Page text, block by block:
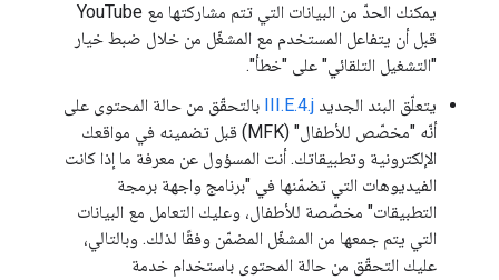
يمكنك الحدّ من البيانات التي تتم مشاركتها مع YouTube
قبل أن يتفاعل المستخدم مع المشغّل من خلال ضبط خيار
"التشغيل التلقائي" على "خطأ".
يتعلّق البند الجديد III.E.4.j بالتحقّق من حالة المحتوى على
أنّه "مخصّص للأطفال" (MFK) قبل تضمينه في مواقعك
الإلكترونية وتطبيقاتك. أنت المسؤول عن معرفة ما إذا كانت
الفيديوهات التي تضمّنها في "برنامج واجهة برمجة
التطبيقات" مخصّصة للأطفال، وعليك التعامل مع البيانات
التي يتم جمعها من المشغّل المضمّن وفقًا لذلك. وبالتالي،
عليك التحقّق من حالة المحتوى باستخدام خدمة